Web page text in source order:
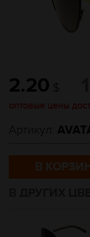
2.20 $
оптовые цены
Артикул:
В